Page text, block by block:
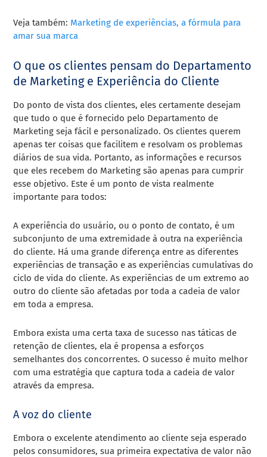
Veja também: Marketing de experiências, a fórmula para
amar sua marca
O que os clientes pensam do Departamento
de Marketing e Experiência do Cliente
Do ponto de vista dos clientes, eles certamente desejam
que tudo o que é fornecido pelo Departamento de
Marketing seja fácil e personalizado. Os clientes querem
apenas ter coisas que facilitem e resolvam os problemas
diários de sua vida. Portanto, as informações e recursos
que eles recebem do Marketing são apenas para cumprir
esse objetivo. Este é um ponto de vista realmente
importante para todos:
A experiência do usuário, ou o ponto de contato, é um
subconjunto de uma extremidade à outra na experiência
do cliente. Há uma grande diferença entre as diferentes
experiências de transação e as experiências cumulativas do
ciclo de vida do cliente. As experiências de um extremo ao
outro do cliente são afetadas por toda a cadeia de valor
em toda a empresa.
Embora exista uma certa taxa de sucesso nas táticas de
retenção de clientes, ela é propensa a esforços
semelhantes dos concorrentes. O sucesso é muito melhor
com uma estratégia que captura toda a cadeia de valor
através da empresa.
A voz do cliente
Embora o excelente atendimento ao cliente seja esperado
pelos consumidores, sua primeira expectativa de valor não